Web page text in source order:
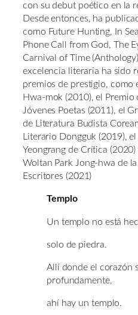
con su debut poético en la
Desde entonces, ha
como Future Hunting, In
Phone Call from God, The
Carnival of Time
excelencia literaria ha sido
premios de prestigio, como
Hwa-mok (2010), el Premio
Jóvenes Poetas (2011), el
de Literatura Budista
Literario Dongguk (2019),
Yeongrang de Crítica
Woltan Park Jong-hwa de
Escritores (2021)
Templo
Un templo no está
solo de piedra.
Allí donde el corazón
profundamente,
ahí hay un templo.